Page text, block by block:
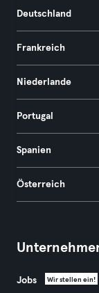
Deutschland
Frankreich
Niederlande
Portugal
Spanien
Österreich
Jobs Wir stellen ein!